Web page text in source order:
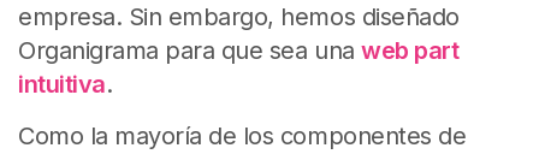
empresa. Sin embargo, hemos diseñado
Organigrama para que sea unaweb part
intuitiva.
Como la mayoría de los componentes de